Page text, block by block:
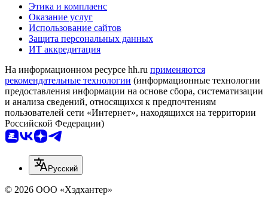
Этика и комплаенс
Оказание услуг
Использование сайтов
Защита персональных данных
ИТ аккредитация
На информационном ресурсе hh.ru применяются
рекомендательные технологии (информационные технологии
предоставления информации на основе сбора, систематизации
и анализа сведений, относящихся к предпочтениям
пользователей сети «Интернет», находящихся на территории
Российской Федерации)
Русский
© 2026 ООО «Хэдхантер»